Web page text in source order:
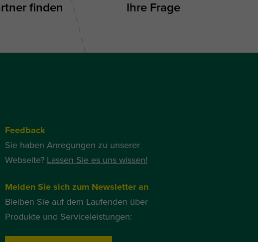
finden Ihre Frage
Feedback
Sie haben Anregungen zu unserer
Webseite? Lassen Sie es uns wissen!
Melden Sie sich zum Newsletter an
Bleiben Sie auf dem Laufenden über
Produkte und Serviceleistungen: